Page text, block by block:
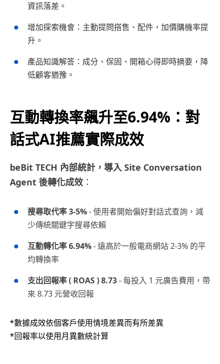
資訊落差。
增加探索機會：主動提問搭售、配件，加價購機率提
升。
產品知識解答：成分、保固、開箱心得即時摘要，降
低顧客猶豫。
互動轉換率飆升至6.94%：對
話式AI推薦實際成效
beBit TECH 內部統計，導入 Site Conversation
Agent 後轉化成效 ：
搜尋取代率 3-5%- 使用者開始偏好對話式查詢，減
少傳統關鍵字搜尋依賴
互動轉化率 6.94%- 遠高於一般電商網站 2-3% 的平
均轉換率
支出回報率 ( ROAS ) 8.73- 每投入 1 元廣告費用，帶
來 8.73 元營收回報
*數據成效依個客戶使用情境差異而有所差異
*回報率以使用月異數統計算